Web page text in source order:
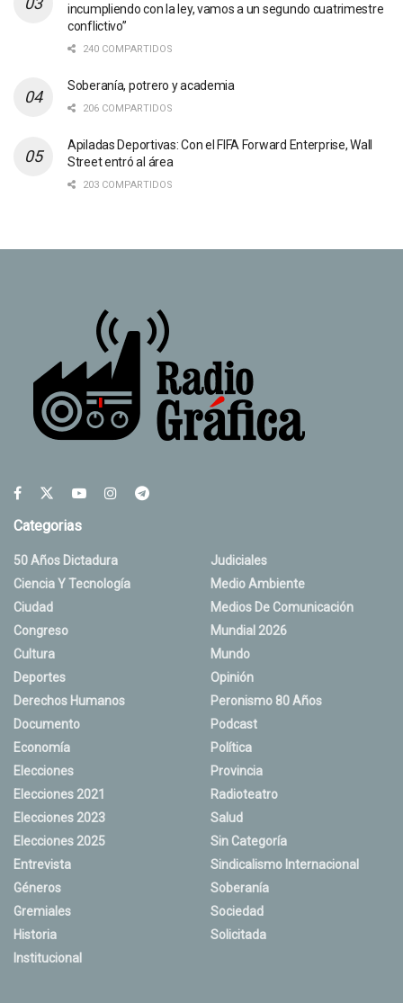
incumpliendo con la ley, vamos a un segundo cuatrimestre
conflictivo”
240 COMPARTIDOS
Soberanía, potrero y academia
206 COMPARTIDOS
Apiladas Deportivas: Con el FIFA Forward Enterprise, Wall
Street entró al área
203 COMPARTIDOS
Categorias
50 Años Dictadura
Ciencia Y Tecnología
Ciudad
Congreso
Cultura
Deportes
Derechos Humanos
Documento
Economía
Elecciones
Elecciones 2021
Elecciones 2023
Elecciones 2025
Entrevista
Géneros
Gremiales
Historia
Institucional
Judiciales
Medio Ambiente
Medios De Comunicación
Mundial 2026
Mundo
Opinión
Peronismo 80 Años
Podcast
Política
Provincia
Radioteatro
Salud
Sin Categoría
Sindicalismo Internacional
Soberanía
Sociedad
Solicitada